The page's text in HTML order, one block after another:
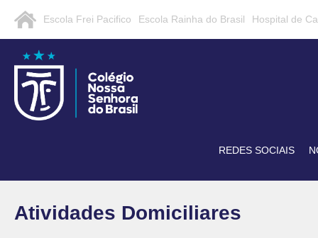
Escola Frei Pacifico Escola Rainha do Brasil Hospital de
REDES SOCIAIS
Atividades Domiciliares